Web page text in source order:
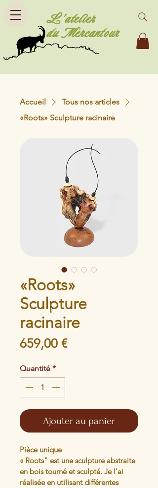
L'atelier
du Mercantour
Accueil
Tous nos articles
«Roots» Sculpture racinaire
«Roots»
Sculpture
racinaire
659,00 €Prix
Quantité *
Ajouter au panier
Pièce unique
« Roots" est une sculpture abstraite
en bois tourné et sculpté. Je l'ai
réalisée en utilisant différentes